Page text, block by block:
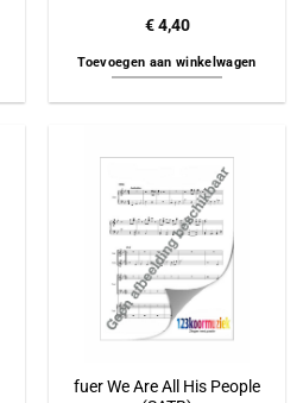
€4,40
Toevoegen aan winkelwagen
fuer We Are All His People